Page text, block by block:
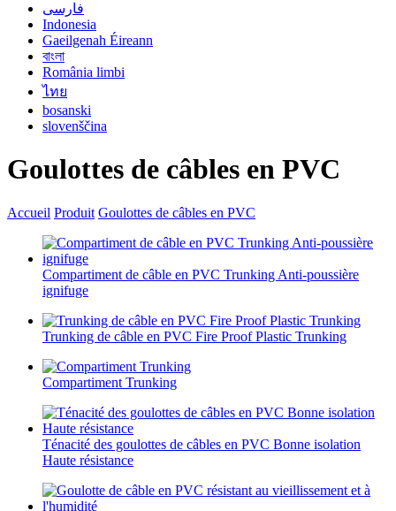
فارسی
Indonesia
Gaeilgenah Éireann
বাংলা
România limbi
ไทย
bosanski
slovenščina
Goulottes de câbles en PVC
Accueil Produit Goulottes de câbles en PVC
Compartiment de câble en PVC Trunking Anti-poussière
ignifuge
Trunking de câble en PVC Fire Proof Plastic Trunking
Compartiment Trunking
Ténacité des goulottes de câbles en PVC Bonne isolation
Haute résistance